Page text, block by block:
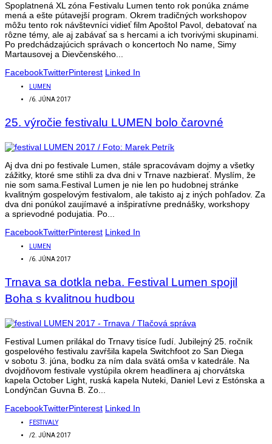
Spoplatnená XL zóna Festivalu Lumen tento rok ponúka známe
mená a ešte pútavejší program. Okrem tradičných workshopov
môžu tento rok návštevníci vidieť film Apoštol Pavol, debatovať na
rôzne témy, ale aj zabávať sa s hercami a ich tvorivými skupinami.
Po predchádzajúcich správach o koncertoch No name, Simy
Martausovej a Dievčenského...
FacebookTwitterPinterest Linked In
LUMEN
/6. JÚNA 2017
25. výročie festivalu LUMEN bolo čarovné
Aj dva dni po festivale Lumen, stále spracovávam dojmy a všetky
zážitky, ktoré sme stihli za dva dni v Trnave nazbierať. Myslím, že
nie som sama.Festival Lumen je nie len po hudobnej stránke
kvalitným gospelovým festivalom, ale takisto aj z iných pohľadov. Za
dva dni ponúkol zaujímavé a inšpiratívne prednášky, workshopy
a sprievodné podujatia. Po...
FacebookTwitterPinterest Linked In
LUMEN
/6. JÚNA 2017
Trnava sa dotkla neba. Festival Lumen spojil
Boha s kvalitnou hudbou
Festival Lumen prilákal do Trnavy tisíce ľudí. Jubilejný 25. ročník
gospelového festivalu zavŕšila kapela Switchfoot zo San Diega
v sobotu 3. júna, bodku za ním dala svätá omša v katedrále. Na
dvojdňovom festivale vystúpila okrem headlinera aj chorvátska
kapela October Light, ruská kapela Nuteki, Daniel Levi z Estónska a
Londýnčan Guvna B. Zo...
FacebookTwitterPinterest Linked In
FESTIVALY
/2. JÚNA 2017